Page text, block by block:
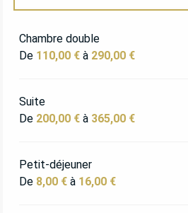
Chambre double
De 110,00 € à 290,00 €
Suite
De 200,00 € à 365,00 €
Petit-déjeuner
De 8,00 € à 16,00 €